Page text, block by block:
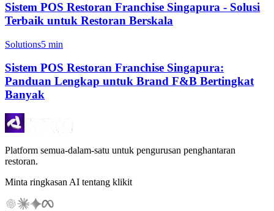
Sistem POS Restoran Franchise Singapura - Solusi
Terbaik untuk Restoran Berskala
Solutions5 min
Sistem POS Restoran Franchise Singapura:
Panduan Lengkap untuk Brand F&B Bertingkat
Banyak
Platform semua-dalam-satu untuk pengurusan penghantaran
restoran.
Minta ringkasan AI tentang klikit